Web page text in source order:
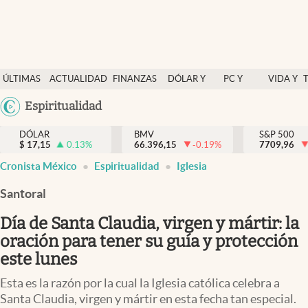
ÚLTIMAS
NOTICIAS
ACTUALIDAD
FINANZAS
DÓLAR Y
PC Y
VIDA Y
México
Espiritualidad
Actualidad
Finanzas y economía
Dólar y mercados
Pc y celular
Vida y estilo
Tv
DÓLAR
$ 17,15 0.13%
BMV
66.396,15
-0.19%
S&P 500
7709,96
Cronista México Espiritualidad Iglesia
Santoral
Día de Santa Claudia, virgen y mártir: la
oración para tener su guía y protección
este lunes
Esta es la razón por la cual la Iglesia católica celebra a
Santa Claudia, virgen y mártir en esta fecha tan especial.